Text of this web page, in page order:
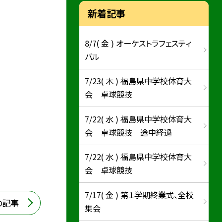
事
新着記事
8/7( 金 ) オーケストラフェスティ
バル
7/23( 木 ) 福島県中学校体育大
会 卓球競技
7/22( 水 ) 福島県中学校体育大
会 卓球競技 途中経過
7/22( 水 ) 福島県中学校体育大
会 卓球競技
7/17( 金 ) 第１学期終業式、全校
集会